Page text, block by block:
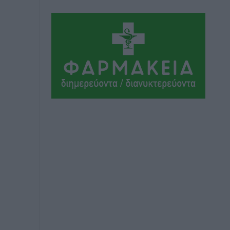
Συνελήφθη 37χρονη στη Ρόδο γιατί
είχε αφήσει τα τρία ανήλικα παιδιά της
χωρίς επιτήρηση
Τοπικές Ειδήσεις πριν 5 ώρες
Σταυρός Καλυθιών: Απέκτησε την